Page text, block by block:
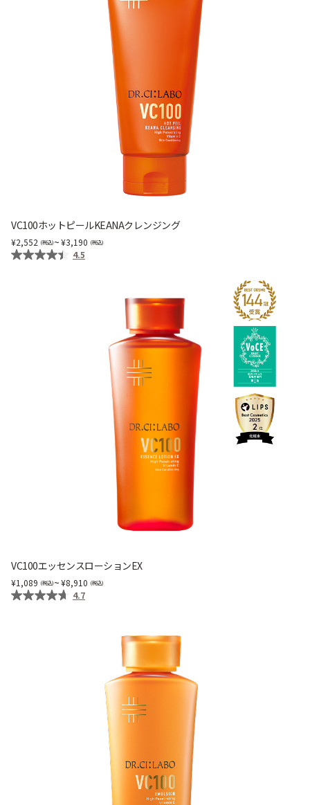
VC100ホットピールKEANAクレンジング
2,552 ~ 3,190
4.5
VC100エッセンスローションEX
1,089 ~ 8,910
4.7